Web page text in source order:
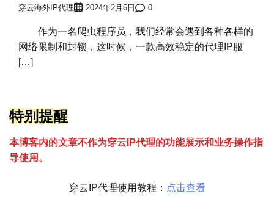
穿云海外IP代理 2024年2月6日 0
作为一名爬虫程序员，我们经常会遇到各种各样的
网络限制和封锁，这时候，一款高效稳定的代理IP服
[…]
特别提醒
本博客内的文章不作为穿云 P代理的功能展示和业务操作指
导使用。
穿云IP代理使用教程： 点击查看